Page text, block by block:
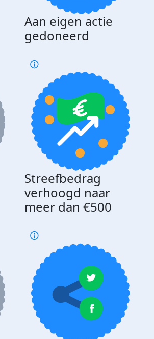
Aan eigen actie
gedoneerd
Streefbedrag
verhoogd naar
meer dan €500